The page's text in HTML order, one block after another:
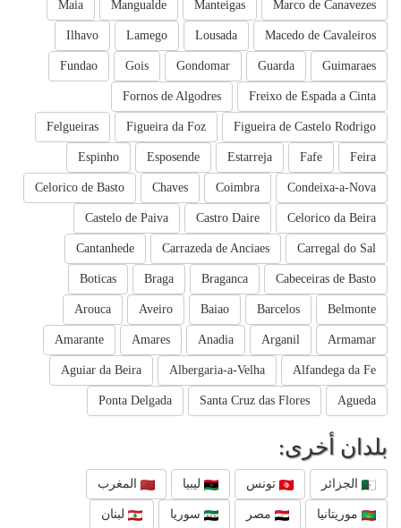
Marco de Canavezes
Manteigas
Mangualde
Maia
Macedo de Cavaleiros
Lousada
Lamego
Ilhavo
Guimaraes
Guarda
Gondomar
Gois
Fundao
Freixo de Espada a Cinta
Fornos de Algodres
Figueira de Castelo Rodrigo
Figueira da Foz
Felgueiras
Feira
Fafe
Estarreja
Esposende
Espinho
Condeixa-a-Nova
Coimbra
Chaves
Celorico de Basto
Celorico da Beira
Castro Daire
Castelo de Paiva
Carregal do Sal
Carrazeda de Anciaes
Cantanhede
Cabeceiras de Basto
Braganca
Braga
Boticas
Belmonte
Barcelos
Baiao
Aveiro
Arouca
Armamar
Arganil
Anadia
Amares
Amarante
Alfandega da Fe
Albergaria-a-Velha
Aguiar da Beira
Agueda
Santa Cruz das Flores
Ponta Delgada
بلدان أخرى:
الجزائر تونس ليبيا المغرب
موريتانيا مصر سوريا لبنان